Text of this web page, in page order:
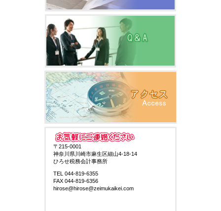
〒215-0001
神奈川県川崎市麻生区細山4-18-14
ひろせ税務会計事務所
TEL 044-819-6355
FAX 044-819-6356
hirose@hirose@zeimukaikei.com